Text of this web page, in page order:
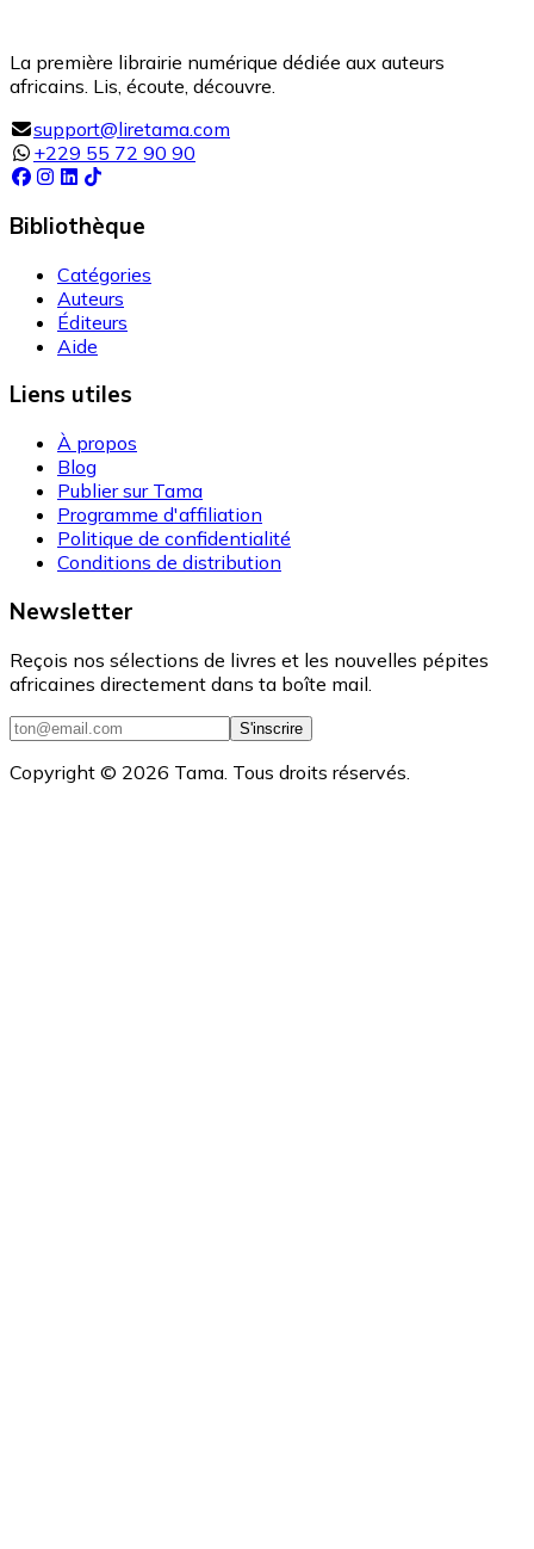
La première librairie numérique dédiée aux auteurs
africains. Lis, écoute, découvre.
support@liretama.com
+229 55 72 90 90
Bibliothèque
Catégories
Auteurs
Éditeurs
Aide
Liens utiles
À propos
Blog
Publier sur Tama
Programme d'affiliation
Politique de confidentialité
Conditions de distribution
Newsletter
Reçois nos sélections de livres et les nouvelles pépites
africaines directement dans ta boîte mail.
S'inscrire
Copyright © 2026 Tama. Tous droits réservés.